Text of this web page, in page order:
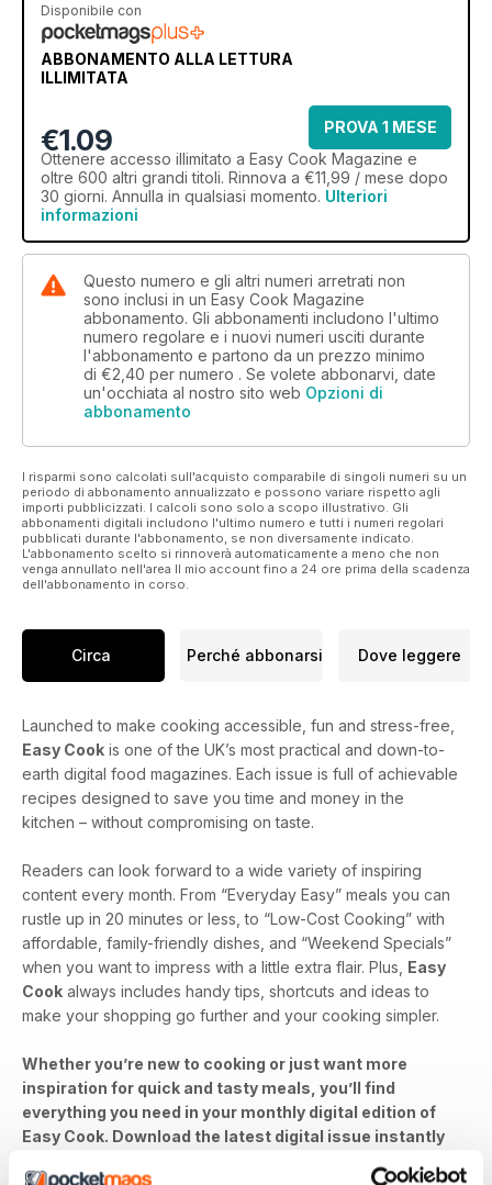
Disponibile con
ABBONAMENTO ALLA LETTURA
ILLIMITATA
€1.09
PROVA 1 MESE
Ottenere accesso illimitato a Easy Cook Magazine e
oltre 600 altri grandi titoli. Rinnova a €11,99 / mese dopo
30 giorni. Annulla in qualsiasi momento. Ulteriori
informazioni
Questo numero e gli altri numeri arretrati non
sono inclusi in un Easy Cook Magazine
abbonamento. Gli abbonamenti includono l'ultimo
numero regolare e i nuovi numeri usciti durante
l'abbonamento e partono da un prezzo minimo
di €2,40 per numero . Se volete abbonarvi, date
un'occhiata al nostro sito web Opzioni di
abbonamento
I risparmi sono calcolati sull'acquisto comparabile di singoli numeri su un
periodo di abbonamento annualizzato e possono variare rispetto agli
importi pubblicizzati. I calcoli sono solo a scopo illustrativo. Gli
abbonamenti digitali includono l'ultimo numero e tutti i numeri regolari
pubblicati durante l'abbonamento, se non diversamente indicato.
L'abbonamento scelto si rinnoverà automaticamente a meno che non
venga annullato nell'area Il mio account fino a 24 ore prima della scadenza
dell'abbonamento in corso.
Circa Perché abbonarsi Dove leggere
Launched to make cooking accessible, fun and stress-free,
Easy Cook is one of the UK’s most practical and down-to-
earth digital food magazines. Each issue is full of achievable
recipes designed to save you time and money in the
kitchen – without compromising on taste.
Readers can look forward to a wide variety of inspiring
content every month. From “Everyday Easy” meals you can
rustle up in 20 minutes or less, to “Low-Cost Cooking” with
affordable, family-friendly dishes, and “Weekend Specials”
when you want to impress with a little extra flair. Plus, Easy
Cook always includes handy tips, shortcuts and ideas to
make your shopping go further and your cooking simpler.
Whether you’re new to cooking or just want more
inspiration for quick and tasty meals, you’ll find
everything you need in your monthly digital edition of
Easy Cook. Download the latest digital issue instantly